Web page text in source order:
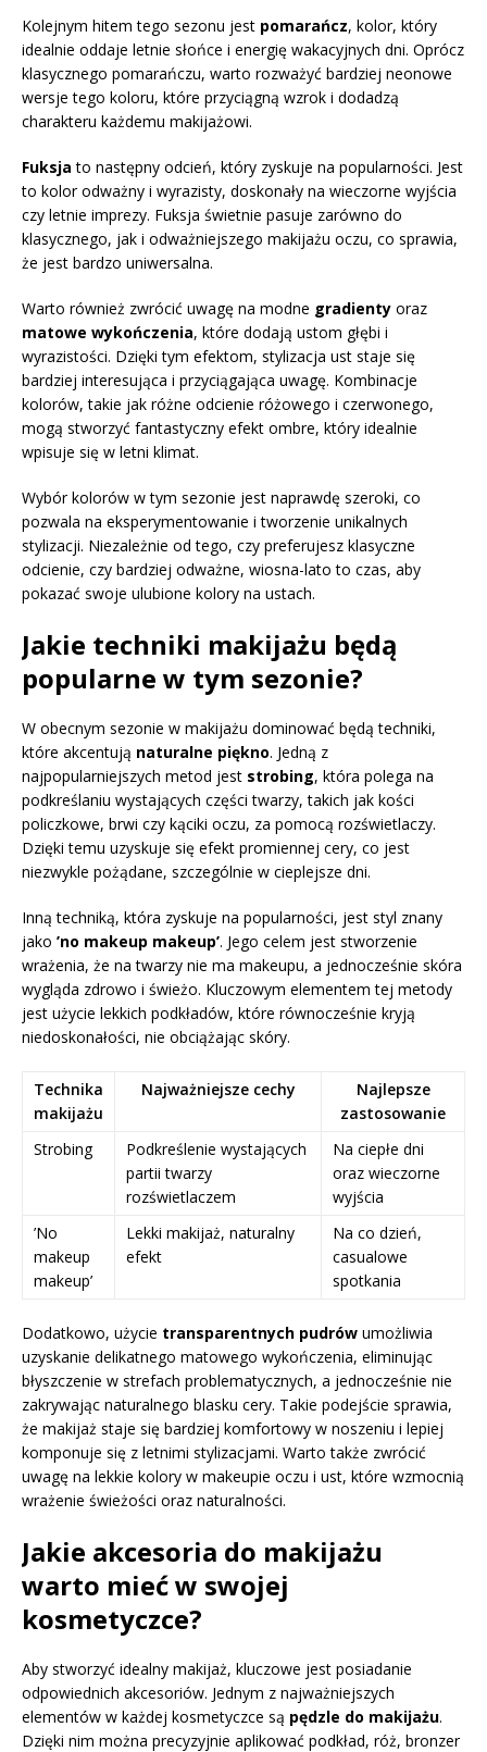
Kolejnym hitem tego sezonu jest pomarańcz, kolor, który
idealnie oddaje letnie słońce i energię wakacyjnych dni. Oprócz
klasycznego pomarańczu, warto rozważyć bardziej neonowe
wersje tego koloru, które przyciągną wzrok i dodadzą
charakteru każdemu makijażowi.
Fuksja to następny odcień, który zyskuje na popularności. Jest
to kolor odważny i wyrazisty, doskonały na wieczorne wyjścia
czy letnie imprezy. Fuksja świetnie pasuje zarówno do
klasycznego, jak i odważniejszego makijażu oczu, co sprawia,
że jest bardzo uniwersalna.
Warto również zwrócić uwagę na modne gradienty oraz
matowe wykończenia, które dodają ustom głębi i
wyrazistości. Dzięki tym efektom, stylizacja ust staje się
bardziej interesująca i przyciągająca uwagę. Kombinacje
kolorów, takie jak różne odcienie różowego i czerwonego,
mogą stworzyć fantastyczny efekt ombre, który idealnie
wpisuje się w letni klimat.
Wybór kolorów w tym sezonie jest naprawdę szeroki, co
pozwala na eksperymentowanie i tworzenie unikalnych
stylizacji. Niezależnie od tego, czy preferujesz klasyczne
odcienie, czy bardziej odważne, wiosna-lato to czas, aby
pokazać swoje ulubione kolory na ustach.
Jakie techniki makijażu będą
popularne w tym sezonie?
W obecnym sezonie w makijażu dominować będą techniki,
które akcentują naturalne piękno. Jedną z
najpopularniejszych metod jest strobing, która polega na
podkreślaniu wystających części twarzy, takich jak kości
policzkowe, brwi czy kąciki oczu, za pomocą rozświetlaczy.
Dzięki temu uzyskuje się efekt promiennej cery, co jest
niezwykle pożądane, szczególnie w cieplejsze dni.
Inną techniką, która zyskuje na popularności, jest styl znany
jako ’no makeup makeup’. Jego celem jest stworzenie
wrażenia, że na twarzy nie ma makeupu, a jednocześnie skóra
wygląda zdrowo i świeżo. Kluczowym elementem tej metody
jest użycie lekkich podkładów, które równocześnie kryją
niedoskonałości, nie obciążając skóry.
Technika
makijażu
Najważniejsze cechy
Najlepsze
zastosowanie
Strobing
Podkreślenie wystających
partii twarzy
rozświetlaczem
Na ciepłe dni
oraz wieczorne
wyjścia
’No
makeup
makeup’
Lekki makijaż, naturalny
efekt
Na co dzień,
casualowe
spotkania
Dodatkowo, użycie transparentnych pudrów umożliwia
uzyskanie delikatnego matowego wykończenia, eliminując
błyszczenie w strefach problematycznych, a jednocześnie nie
zakrywając naturalnego blasku cery. Takie podejście sprawia,
że makijaż staje się bardziej komfortowy w noszeniu i lepiej
komponuje się z letnimi stylizacjami. Warto także zwrócić
uwagę na lekkie kolory w makeupie oczu i ust, które wzmocnią
wrażenie świeżości oraz naturalności.
Jakie akcesoria do makijażu
warto mieć w swojej
kosmetyczce?
Aby stworzyć idealny makijaż, kluczowe jest posiadanie
odpowiednich akcesoriów. Jednym z najważniejszych
elementów w każdej kosmetyczce są pędzle do makijażu.
Dzięki nim można precyzyjnie aplikować podkład, róż, bronzer